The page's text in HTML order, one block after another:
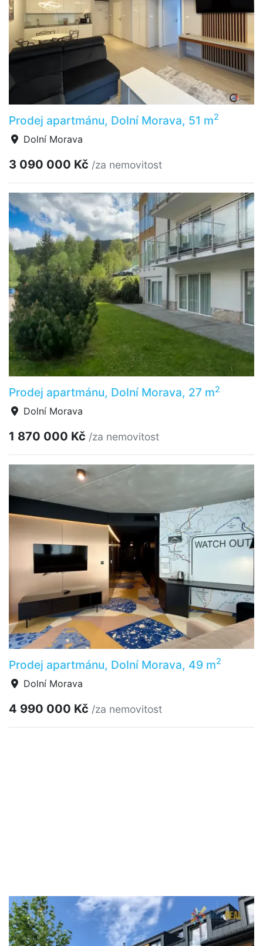
Prodej apartmánu, Dolní Morava, 51 m2
Dolní Morava
3 090 000 Kč /za nemovitost
Prodej apartmánu, Dolní Morava, 27 m2
Dolní Morava
1 870 000 Kč /za nemovitost
Prodej apartmánu, Dolní Morava, 49 m2
Dolní Morava
4 990 000 Kč /za nemovitost